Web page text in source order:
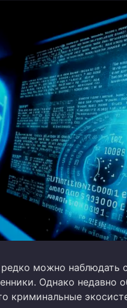
можно наблюдать
Однако недавно
криминальные